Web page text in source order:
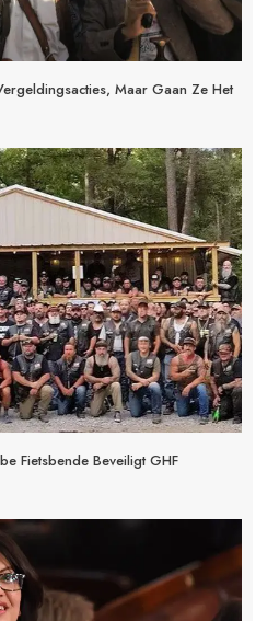
Maar Gaan Ze Het
Fietsbende Beveiligt GHF